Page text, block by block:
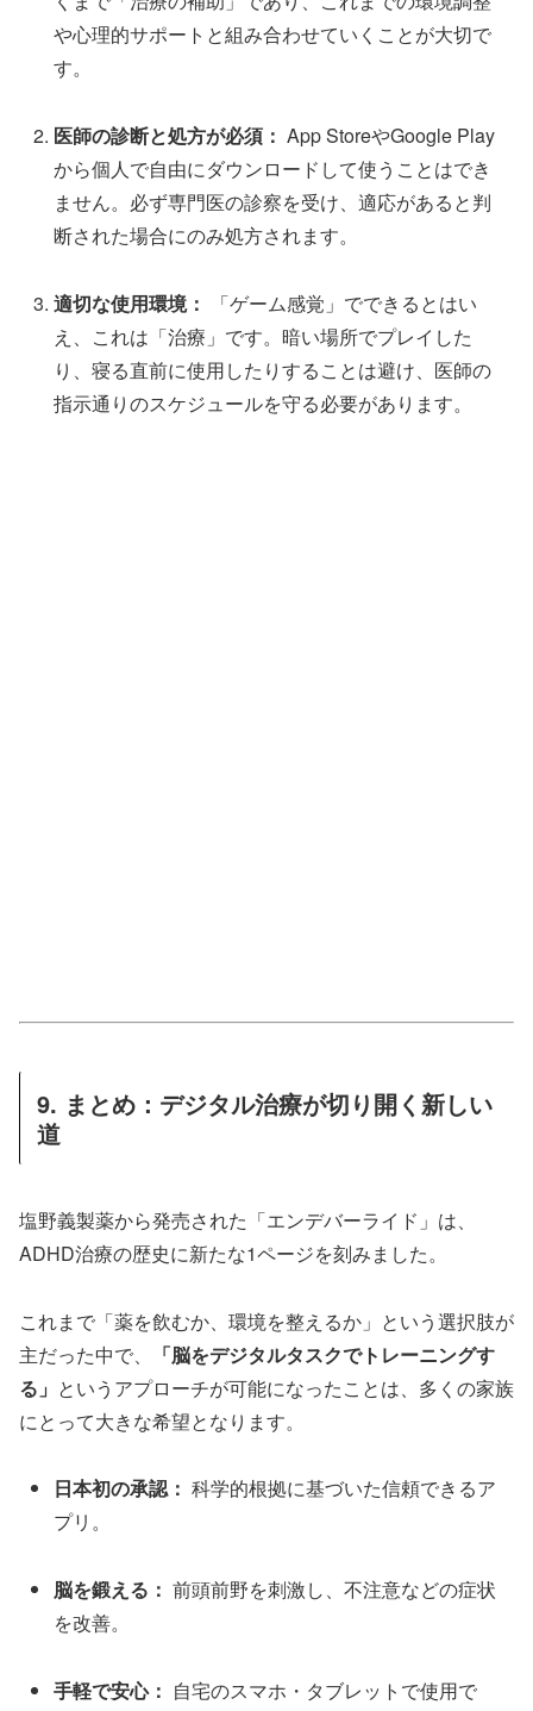
や心理的サポートと組み合わせていくことが大切で
す。
医師の診断と処方が必須： App StoreやGoogle Play
から個人で自由にダウンロードして使うことはでき
ません。必ず専門医の診察を受け、適応があると判
断された場合にのみ処方されます。
適切な使用環境：
「ゲーム感覚」でできるとはい
え、これは「治療」です。暗い場所でプレイした
り、寝る直前に使用したりすることは避け、医師の
指示通りのスケジュールを守る必要があります。
9. まとめ：デジタル治療が切り開く新しい
道
塩野義製薬から発売された「エンデバーライド」は、
ADHD治療の歴史に新たな1ページを刻みました。
これまで「薬を飲むか、環境を整えるか」という選択肢が
主だった中で、
「脳をデジタルタスクでトレーニングす
る」 というアプローチが可能になったことは、多くの家族
にとって大きな希望となります。
日本初の承認： 科学的根拠に基づいた信頼できるア
プリ。
脳を鍛える： 前頭前野を刺激し、不注意などの症状
を改善。
手軽で安心： 自宅のスマホ・タブレットで使用で